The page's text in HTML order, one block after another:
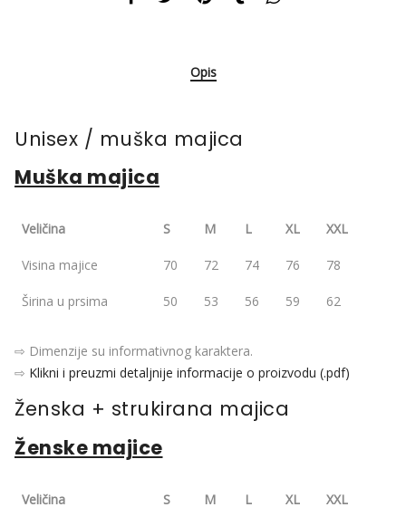
Opis
Unisex / muška majica
Muška majica
Veličina S M L XL XXL
Visina majice 70 72 74 76 78
Širina u prsima 50 53 56 59 62
⇨ Dimenzije su informativnog karaktera.
⇨ Klikni i preuzmi detaljnije informacije o proizvodu (.pdf)
Ženska + strukirana majica
Ženske majice
Veličina S M L XL XXL